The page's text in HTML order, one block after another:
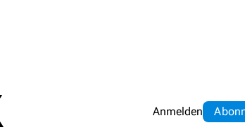
Anmelden Abo